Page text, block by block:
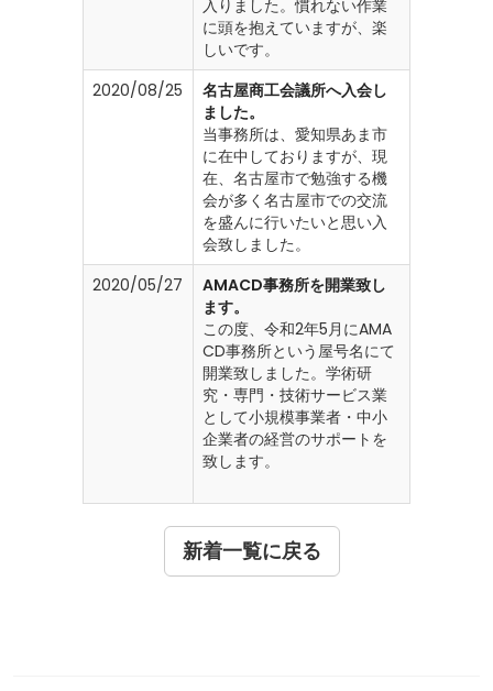
入りました。慣れない作業
に頭を抱えていますが、楽
しいです。
2020/08/25
名古屋商工会議所へ入会し
ました。
当事務所は、愛知県あま市
に在中しておりますが、現
在、名古屋市で勉強する機
会が多く名古屋市での交流
を盛んに行いたいと思い入
会致しました。
2020/05/27
AMACD事務所を開業致し
ます。
この度、令和2年5月にAMA
CD事務所という屋号名にて
開業致しました。学術研
究・専門・技術サービス業
として小規模事業者・中小
企業者の経営のサポートを
致します。
新着一覧に戻る